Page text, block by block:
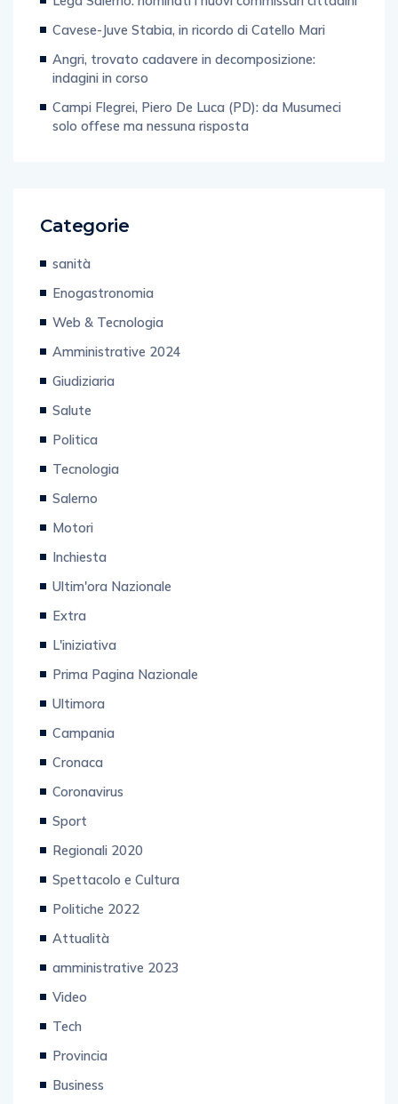
Cavese-Juve Stabia, in ricordo di Catello Mari
Angri, trovato cadavere in decomposizione:
indagini in corso
Campi Flegrei, Piero De Luca (PD): da Musumeci
solo offese ma nessuna risposta
Categorie
sanità
Enogastronomia
Web & Tecnologia
Amministrative 2024
Giudiziaria
Salute
Politica
Tecnologia
Salerno
Motori
Inchiesta
Ultim'ora Nazionale
Extra
L'iniziativa
Prima Pagina Nazionale
Ultimora
Campania
Cronaca
Coronavirus
Sport
Regionali 2020
Spettacolo e Cultura
Politiche 2022
Attualità
amministrative 2023
Video
Tech
Provincia
Business